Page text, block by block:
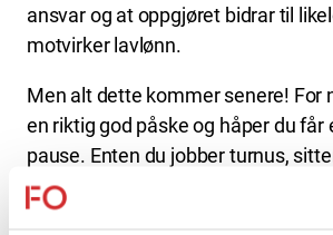
ansvar og at oppgjøret bidrar til
motvirker lavlønn.
Men alt dette kommer senere! For
en riktig god påske og håper du får
pause. Enten du jobber turnus,
har bypåske, håper vi at du finner
litt ekstra!